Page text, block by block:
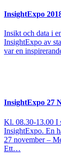
InsightExpo
Insikt och data i
InsightExpo av
var en
InsightExpo 27
Kl. 08.30-13.00 I
InsightExpo. En
27 november –
Ett…